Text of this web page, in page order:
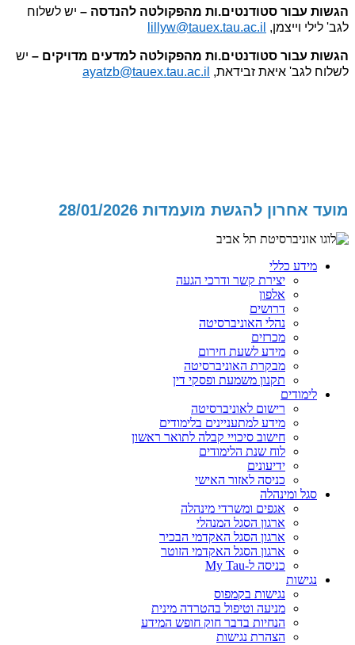
הגשות עבור סטודנטים.ות מהפקולטה להנדסה – יש לשלוח
לגב' לילי וייצמן, lillyw@tauex.tau.ac.il
הגשות עבור סטודנטים.ות מהפקולטה למדעים מדויקים – יש
לשלוח לגב' איאת זבידאת, ayatzb@tauex.tau.ac.il
מועד אחרון להגשת מועמדות 28/01/2026
מידע כללי
יצירת קשר ודרכי הגעה
אלפון
דרושים
נהלי האוניברסיטה
מכרזים
מידע לשעת חירום
מבקרת האוניברסיטה
תקנון משמעת ופסקי דין
לימודים
רישום לאוניברסיטה
מידע למתעניינים בלימודים
חישוב סיכויי קבלה לתואר ראשון
לוח שנת הלימודים
ידיעונים
כניסה לאזור האישי
סגל ומינהלה
אגפים ומשרדי מינהלה
ארגון הסגל המנהלי
ארגון הסגל האקדמי הבכיר
ארגון הסגל האקדמי הזוטר
כניסה ל-My Tau
נגישות
נגישות בקמפוס
מניעה וטיפול בהטרדה מינית
הנחיות בדבר חוק חופש המידע
הצהרת נגישות